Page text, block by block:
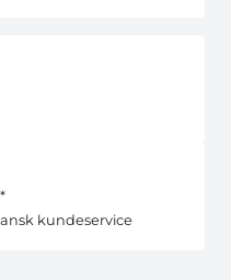
kundeservice